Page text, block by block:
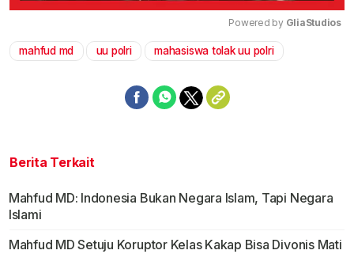
Powered by GliaStudios
mahfud md uu polri mahasiswa tolak uu polri
Berita Terkait
Mahfud MD: Indonesia Bukan Negara Islam, Tapi Negara
Islami
Mahfud MD Setuju Koruptor Kelas Kakap Bisa Divonis Mati